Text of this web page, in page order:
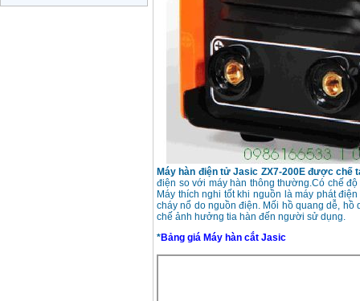
May han que dien tu
Máy hàn điện tử Jasic ZX7-200E được chế
điện so với máy hàn thông thường.Có chế
Máy thích nghi tốt khi nguồn là máy phát
cháy nổ do nguồn điện. Mối hồ quang dễ,
chế ảnh hưởng tia hàn đến người sử dụng.
*Bảng giá Máy hàn cắt Jasic